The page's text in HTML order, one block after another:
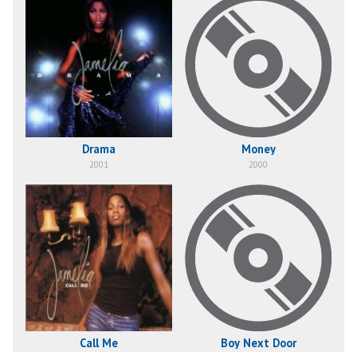
Drama
2001
Money
2000
Call Me Boy Next Door